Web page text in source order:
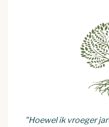
"Hoewel ik vroeger